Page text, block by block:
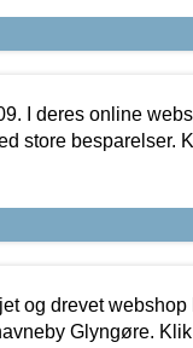
I deres online
store besparelser.
og drevet webshop
Glyngøre.